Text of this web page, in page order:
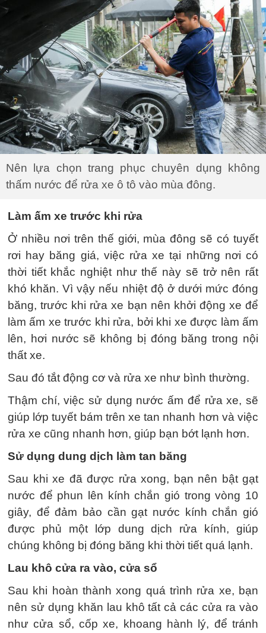
Nên lựa chọn trang phục chuyên dụng không
thấm nước để rửa xe ô tô vào mùa đông.
Làm ấm xe trước khi rửa
Ở nhiều nơi trên thế giới, mùa đông sẽ có tuyết
rơi hay băng giá, việc rửa xe tại những nơi có
thời tiết khắc nghiệt như thế này sẽ trở nên rất
khó khăn. Vì vậy nếu nhiệt độ ở dưới mức đóng
băng, trước khi rửa xe bạn nên khởi động xe để
làm ấm xe trước khi rửa, bởi khi xe được làm ấm
lên, hơi nước sẽ không bị đóng băng trong nội
thất xe.
Sau đó tắt động cơ và rửa xe như bình thường.
Thậm chí, việc sử dụng nước ấm để rửa xe, sẽ
giúp lớp tuyết bám trên xe tan nhanh hơn và việc
rửa xe cũng nhanh hơn, giúp bạn bớt lạnh hơn.
Sử dụng dung dịch làm tan băng
Sau khi xe đã được rửa xong, bạn nên bật gạt
nước để phun lên kính chắn gió trong vòng 10
giây, để đảm bảo cần gạt nước kính chắn gió
được phủ một lớp dung dịch rửa kính, giúp
chúng không bị đóng băng khi thời tiết quá lạnh.
Lau khô cửa ra vào, cửa sổ
Sau khi hoàn thành xong quá trình rửa xe, bạn
nên sử dụng khăn lau khô tất cả các cửa ra vào
như cửa sổ, cốp xe, khoang hành lý, để tránh